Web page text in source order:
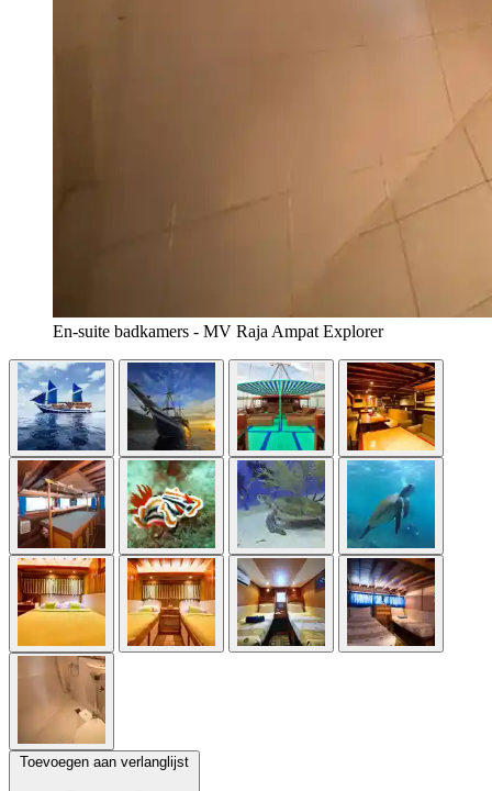
En-suite badkamers - MV Raja Ampat Explorer
Toevoegen aan verlanglijst